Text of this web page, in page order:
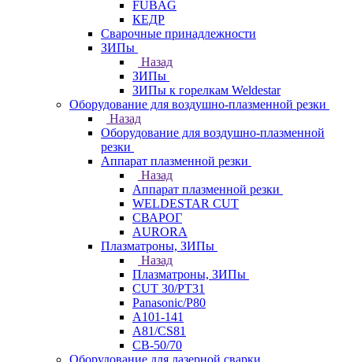
FUBAG
КЕДР
Сварочные принадлежности
ЗИПы
Назад
ЗИПы
ЗИПы к горелкам Weldestar
Оборудование для воздушно-плазменной резки
Назад
Оборудование для воздушно-плазменной
резки
Аппарат плазменной резки
Назад
Аппарат плазменной резки
WELDESTAR CUT
СВАРОГ
AURORA
Плазматроны, ЗИПы
Назад
Плазматроны, ЗИПы
CUT 30/PT31
Panasonic/P80
А101-141
А81/CS81
СВ-50/70
Оборудование для лазерной сварки